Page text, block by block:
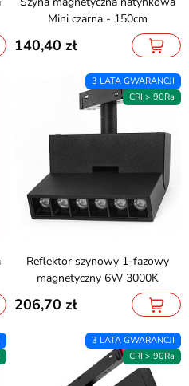
Mini czarna - 150cm
140,40
3 LATA GWARANCJI
CRI > 90Ra
Reflektor szynowy 1-fazowy
magnetyczny 6W 3000K
206,70
3 LATA GWARANCJI
CRI > 90Ra